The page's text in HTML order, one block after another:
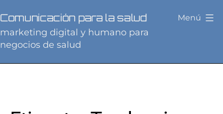
al
contenido
Comunicación para la salud
marketing digital y humano para
negocios de salud
Menú